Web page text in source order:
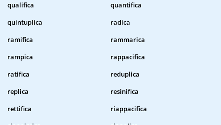
qualifica
quantifica
quintuplica
radica
ramifica
rammarica
rampica
rappacifica
ratifica
reduplica
replica
resinifica
rettifica
riappacifica